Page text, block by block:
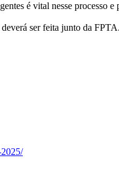
é vital nesse processo e
ser feita junto da